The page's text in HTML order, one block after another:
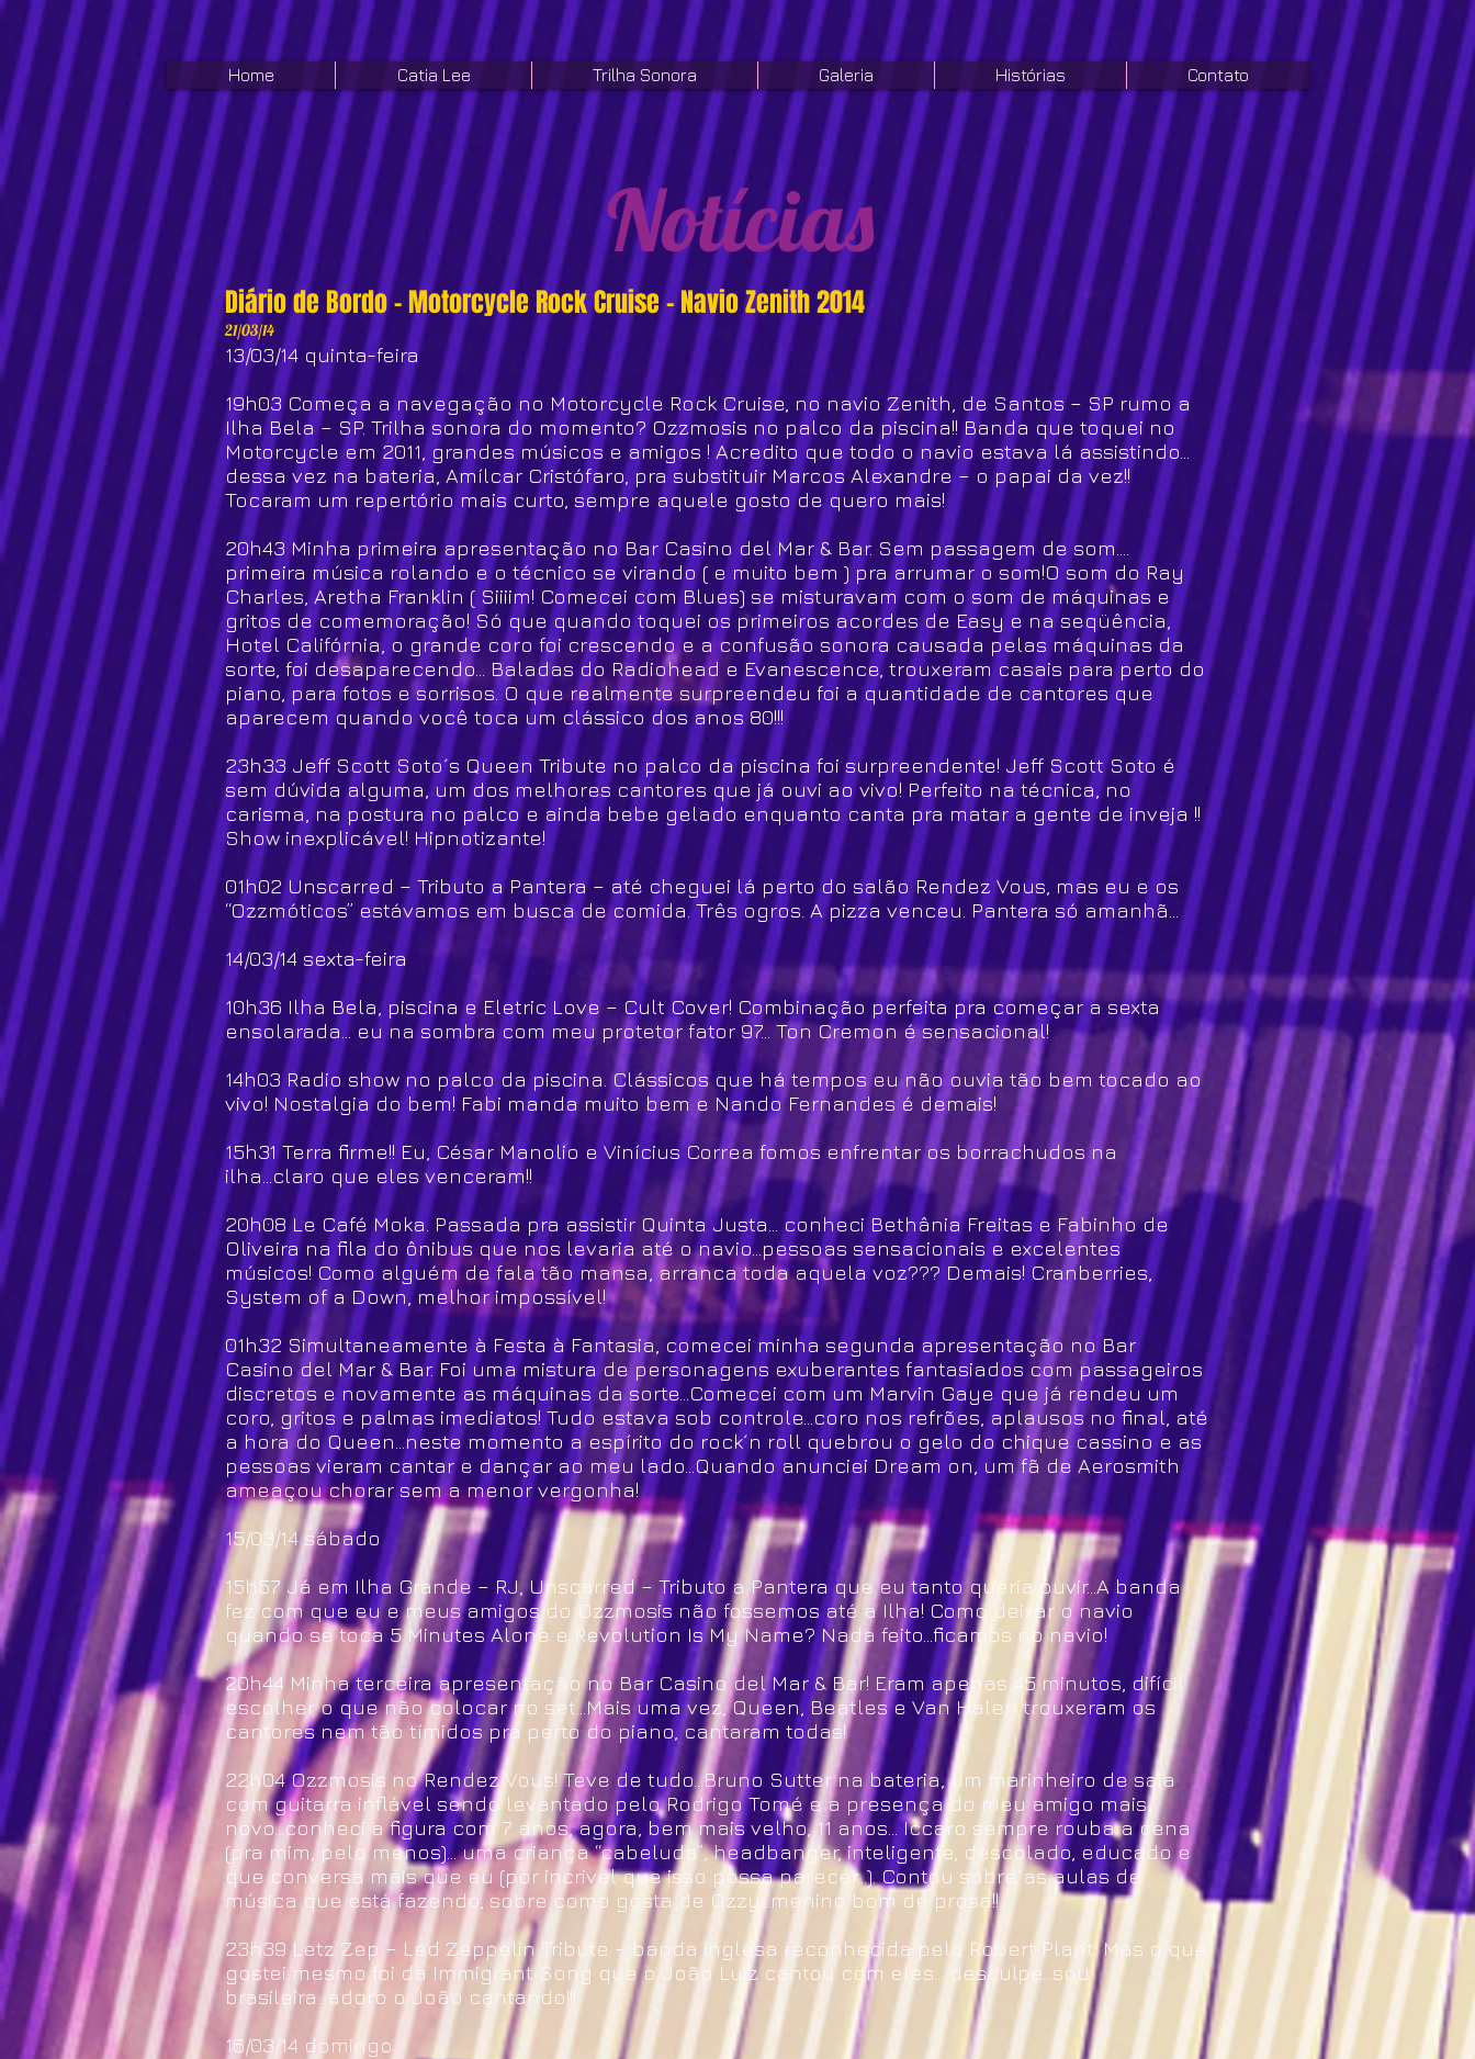
Home Catia Lee Trilha Sonora Galeria Histórias Contato
Notícias
Diário de Bordo - Motorcycle Rock Cruise - Navio Zenith 2014
21/03/14
13/03/14 quinta-feira
19h03 Começa a navegação no Motorcycle Rock Cruise, no navio Zenith, de Santos – SP rumo a
Ilha Bela – SP. Trilha sonora do momento? Ozzmosis no palco da piscina!! Banda que toquei no
Motorcycle em 2011, grandes músicos e amigos ! Acredito que todo o navio estava lá assistindo...
dessa vez na bateria, Amílcar Cristófaro, pra substituir Marcos Alexandre – o papai da vez!!
Tocaram um repertório mais curto, sempre aquele gosto de quero mais!
20h43 Minha primeira apresentação no Bar Casino del Mar & Bar. Sem passagem de som....
primeira música rolando e o técnico se virando ( e muito bem ) pra arrumar o som!O som do Ray
Charles, Aretha Franklin ( Siiiim! Comecei com Blues) se misturavam com o som de máquinas e
gritos de comemoração! Só que quando toquei os primeiros acordes de Easy e na seqüência,
Hotel Califórnia, o grande coro foi crescendo e a confusão sonora causada pelas máquinas da
sorte, foi desaparecendo... Baladas do Radiohead e Evanescence, trouxeram casais para perto do
piano, para fotos e sorrisos. O que realmente surpreendeu foi a quantidade de cantores que
aparecem quando você toca um clássico dos anos 80!!!
23h33 Jeff Scott Soto´s Queen Tribute no palco da piscina foi surpreendente! Jeff Scott Soto é
sem dúvida alguma, um dos melhores cantores que já ouvi ao vivo! Perfeito na técnica, no
carisma, na postura no palco e ainda bebe gelado enquanto canta pra matar a gente de inveja !!
Show inexplicável! Hipnotizante!
01h02 Unscarred – Tributo a Pantera – até cheguei lá perto do salão Rendez Vous, mas eu e os
“Ozzmóticos” estávamos em busca de comida. Três ogros. A pizza venceu. Pantera só amanhã...
14/03/14 sexta-feira
10h36 Ilha Bela, piscina e Eletric Love – Cult Cover! Combinação perfeita pra começar a sexta
ensolarada... eu na sombra com meu protetor fator 97... Ton Cremon é sensacional!
14h03 Radio show no palco da piscina. Clássicos que há tempos eu não ouvia tão bem tocado ao
vivo! Nostalgia do bem! Fabi manda muito bem e Nando Fernandes é demais!
15h31 Terra firme!! Eu, César Manolio e Vinícius Correa fomos enfrentar os borrachudos na
ilha...claro que eles venceram!!
20h08 Le Café Moka. Passada pra assistir Quinta Justa... conheci Bethânia Freitas e Fabinho de
Oliveira na fila do ônibus que nos levaria até o navio...pessoas sensacionais e excelentes
músicos! Como alguém de fala tão mansa, arranca toda aquela voz??? Demais! Cranberries,
System of a Down, melhor impossível!
01h32 Simultaneamente à Festa à Fantasia, comecei minha segunda apresentação no Bar
Casino del Mar & Bar. Foi uma mistura de personagens exuberantes fantasiados com passageiros
discretos e novamente as máquinas da sorte...Comecei com um Marvin Gaye que já rendeu um
coro, gritos e palmas imediatos! Tudo estava sob controle...coro nos refrões, aplausos no final, até
a hora do Queen...neste momento a espírito do rock´n roll quebrou o gelo do chique cassino e as
pessoas vieram cantar e dançar ao meu lado...Quando anunciei Dream on, um fã de Aerosmith
ameaçou chorar sem a menor vergonha!
15/03/14 sábado
15h57 Já em Ilha Grande – RJ, Unscarred – Tributo a Pantera que eu tanto queria ouvir...A banda
fez com que eu e meus amigos do Ozzmosis não fossemos até a Ilha! Como deixar o navio
quando se toca 5 Minutes Alone e Revolution Is My Name? Nada feito...ficamos no navio!
20h44 Minha terceira apresentação no Bar Casino del Mar & Bar! Eram apenas 45 minutos, difícil
escolher o que não colocar no set...Mais uma vez, Queen, Beatles e Van Halen trouxeram os
cantores nem tão tímidos pra perto do piano, cantaram todas!
22h04 Ozzmosis no Rendez Vous! Teve de tudo...Bruno Sutter na bateria, um marinheiro de saia
com guitarra inflável sendo levantado pelo Rodrigo Tomé e a presença do meu amigo mais
novo...conheci a figura com 7 anos, agora, bem mais velho, 11 anos... Iccaro sempre rouba a cena
(pra mim, pelo menos)... uma criança “cabeluda”, headbanger, inteligente, descolado, educado e
que conversa mais que eu (por incrivel que isso possa parecer...). Contou sobre as aulas de
música que está fazendo, sobre como gosta de Ozzy...menino bom de prosa!!
23h39 Letz Zep – Led Zeppelin Tribute – banda inglesa reconhecida pelo Robert Plant. Mas o que
gostei mesmo foi da Immigrant Song que o João Luiz cantou com eles... desculpe...sou
brasileira...adoro o João cantando!!!
16/03/14 domingo